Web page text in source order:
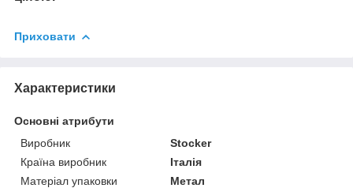
Приховати
Характеристики
Основні атрибути
Виробник
Stocker
Країна виробник
Італія
Матеріал упаковки
Метал